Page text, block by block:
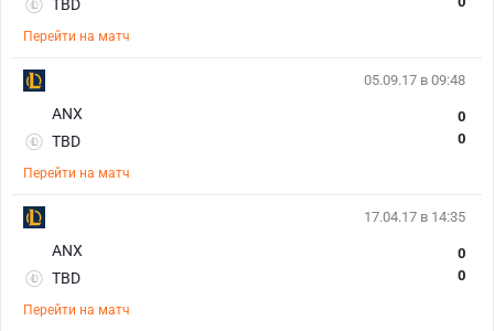
TBD
Перейти на матч
05.09.17 в 09:48
ANX
TBD
0
0
Перейти на матч
17.04.17 в 14:35
ANX
TBD
0
0
Перейти на матч